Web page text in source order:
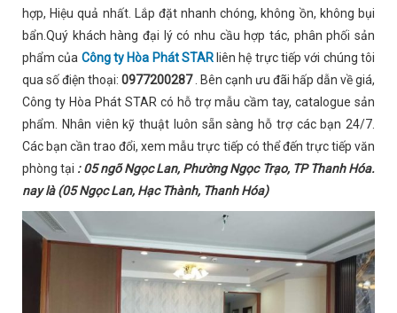
hợp, Hiệu quả nhất. Lắp đặt nhanh chóng, không ồn, không bụi
bẩn.Quý khách hàng đại lý có nhu cầu hợp tác, phân phối sản
phẩm của Công ty Hòa Phát STAR liên hệ trực tiếp với chúng tôi
qua số điện thoại: 0977200287. Bên cạnh ưu đãi hấp dẫn về giá,
Công ty Hòa Phát STAR có hỗ trợ mẫu cầm tay, catalogue sản
phẩm. Nhân viên kỹ thuật luôn sẵn sàng hỗ trợ các bạn 24/7.
Các bạn cần trao đổi, xem mẫu trực tiếp có thể đến trực tiếp văn
phòng tại : 05 ngõ Ngọc Lan, Phường Ngọc Trạo, TP Thanh Hóa.
nay là (05 Ngọc Lan, Hạc Thành, Thanh Hóa)